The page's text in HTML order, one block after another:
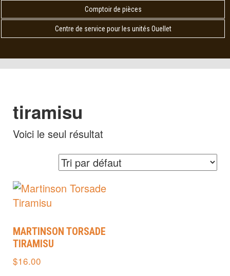
Comptoir de pièces
Centre de service pour les unités Ouellet
tiramisu
Voici le seul résultat
MARTINSON TORSADE
TIRAMISU
$16.00